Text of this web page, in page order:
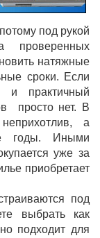
под рукой
проверенных
натяжные
сроки. Если
и практичный
просто нет. В
а
годы. Иными
уже за
приобретает
под
выбрать как
подходит для